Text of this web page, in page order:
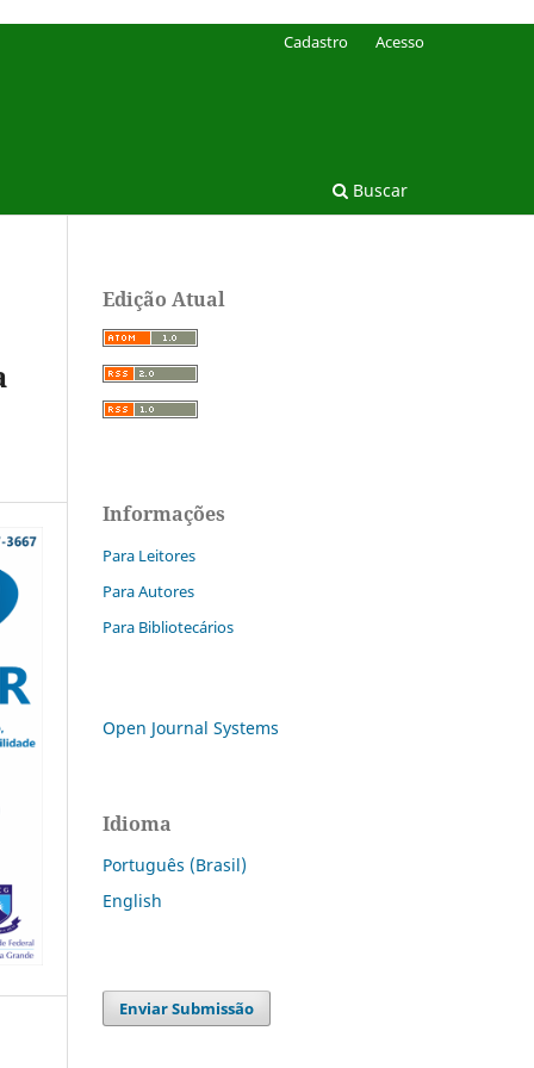
Buscar
Cadastro Acesso
Edição Atual
Informações
Para Leitores
Para Autores
Para Bibliotecários
Open Journal Systems
Idioma
Português (Brasil)
English
Enviar Submissão